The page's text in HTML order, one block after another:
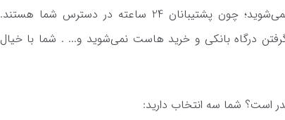
برای فروش اصلاً درگیر حل مشکلات سایت نمی‌شوید؛ چون پشتیبانان 24 ساعته در دسترس شما هستند.
گرفتن درگاه بانکی و خرید هاست نمی‌شوید و... . شما با خیال
است؟ شما سه انتخاب دارید: